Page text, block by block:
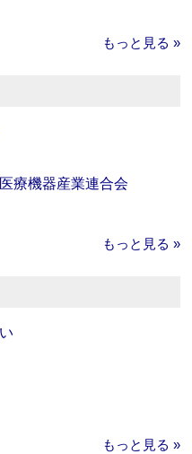
もっと見る »
療機器産業連合会
もっと見る »
もっと見る »